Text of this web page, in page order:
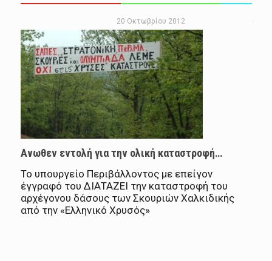
20 Οκτωβρίου 2012
Ανωθεν εντολή για την ολική καταστροφή…
Το υπουργείο Περιβάλλοντος µε επείγον
έγγραφό του ∆ΙΑΤΑΖΕΙ την καταστροφή του
αρχέγονου δάσους των Σκουριών Χαλκιδικής
από την «Ελληνικό Χρυσός»